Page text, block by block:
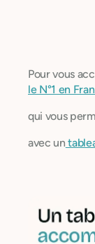
Pour vous
le N°1 en
qui vous
avec un